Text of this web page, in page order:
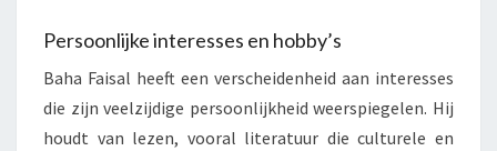
Persoonlijke interesses en hobby’s
Baha Faisal heeft een verscheidenheid aan interesses
die zijn veelzijdige persoonlijkheid weerspiegelen. Hij
houdt van lezen, vooral literatuur die culturele en